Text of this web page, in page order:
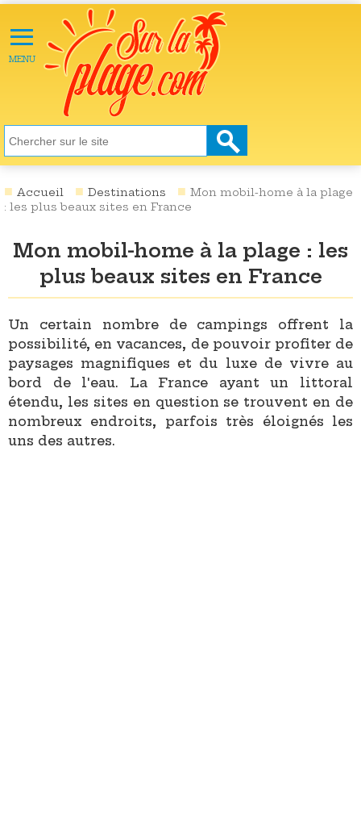
≡
MENU
ACTU
LOISIRS
NATURE
SANTÉ
SOCIÉTÉ
CULTURE
DESTINATIONS
Accueil Destinations
Mon mobil-home à la plage
: les plus beaux sites en France
Mon mobil-home à la plage : les
plus beaux sites en France
Un certain nombre de campings offrent la
possibilité, en vacances, de pouvoir profiter de
paysages magnifiques et du luxe de vivre au
bord de l'eau. La France ayant un littoral
étendu, les sites en question se trouvent en de
nombreux endroits, parfois très éloignés les
uns des autres.